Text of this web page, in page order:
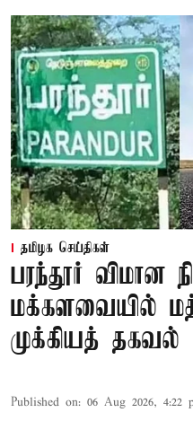
தமிழக செய்திகள்
பரந்தூர் விமான
மக்களவையில்
முக்கியத் தகவல்
Published on: 06 Aug 2026, 4:22